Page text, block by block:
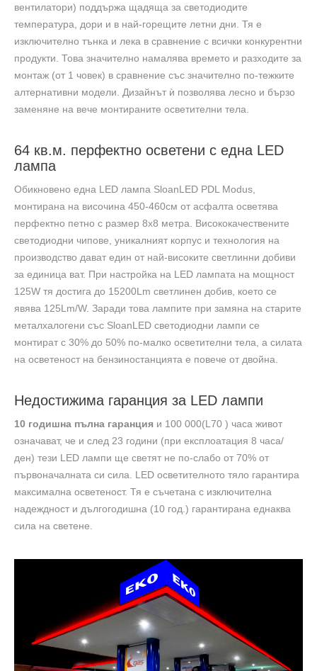
вентилатори) поддържа щадяща за светодиодите
температура, дори и в най-горещите летни дни. Тя е
изключително тънка и лека в сравнение с всички конкурентни
продукти. Това значително намалява времето и разходите за
монтаж (от 1 човек) в сравнение със значително по-тежките
алтернативни модели. Дизайнът ѝ позволява лесно и бързо
заменяне на вече монтираните осветителни тела.
64 кв.м. перфектно осветени с една LED
лампа
Обикновено една LED лампа SloanLED PDL Modus,
монтирана на височина 450-460см от асфалта осветява
перфектно петно с размер 8х8 метра. Висококачествените
светодиодни чипове, уникалният корпус и технология на
производство дават един от най-високите светлинни добиви
за единица ват. При настройка на LED лампата на мощност
125W тя достига до 15200Lm светлинен добив, което се
явява 125Lm/W. Заради това лампите при замяна на старите
металхалогени със SloanLED светодиодни лампи се
монтират с 30% до 50% по-малко осветителни тела, а силата
на осветеност на бензиностанцията е повече от двойна.
Недостижима гаранция за LED лампи
10 годишна пълна гаранция и 100 000(L70 ) часа живот
означават, че и след 23 години (при експлоатация 8 часа/
ден) тези LED лампи ще светят не по-слабо от 70% от
първоначалната си сила. LED осветителното тяло гарантира
максимална осветеност. Тя е съчетана с изключителна
надеждност и дългогодишна (10 год.) гарантирана еднаква
сила на светене.